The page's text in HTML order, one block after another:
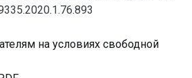
на условиях свободной